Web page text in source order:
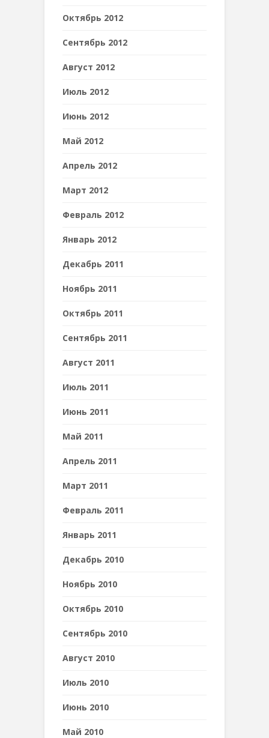
Октябрь 2012
Сентябрь 2012
Август 2012
Июль 2012
Июнь 2012
Май 2012
Апрель 2012
Март 2012
Февраль 2012
Январь 2012
Декабрь 2011
Ноябрь 2011
Октябрь 2011
Сентябрь 2011
Август 2011
Июль 2011
Июнь 2011
Май 2011
Апрель 2011
Март 2011
Февраль 2011
Январь 2011
Декабрь 2010
Ноябрь 2010
Октябрь 2010
Сентябрь 2010
Август 2010
Июль 2010
Июнь 2010
Май 2010